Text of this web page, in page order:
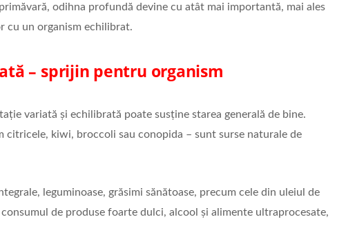
odihna profundă devine cu atât mai importantă, mai ales
cu un organism echilibrat.
– sprijin pentru organism
variată și echilibrată poate susține starea generală de bine.
citricele, kiwi, broccoli sau conopida – sunt surse naturale de
leguminoase, grăsimi sănătoase, precum cele din uleiul de
de produse foarte dulci, alcool și alimente ultraprocesate,